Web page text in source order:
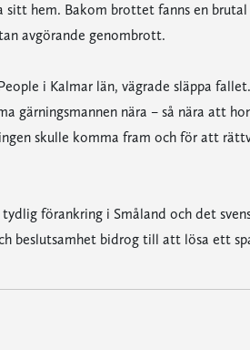
sitt hem. Bakom brottet fanns en
avgörande genombrott.
i Kalmar län, vägrade släppa
gärningsmannen nära – så nära att
skulle komma fram och för att
förankring i Småland och det
beslutsamhet bidrog till att lösa ett